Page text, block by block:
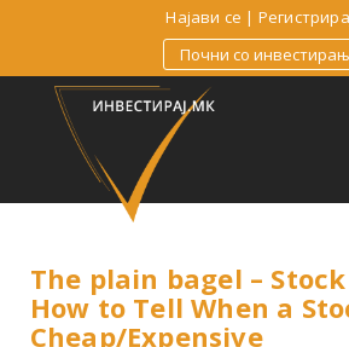
Најави се |
Почни со
The plain bagel –
How to Tell When a
Cheap/Expensive